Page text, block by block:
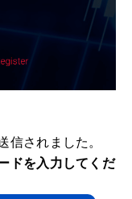
信されました 。
ドを入力してくだ